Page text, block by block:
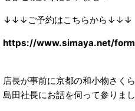
↓↓↓ご予約はこちらから↓↓↓
https://www.simaya.net/
店長が事前に京都の和小物さくら
島田社長にお話を伺って参りまし